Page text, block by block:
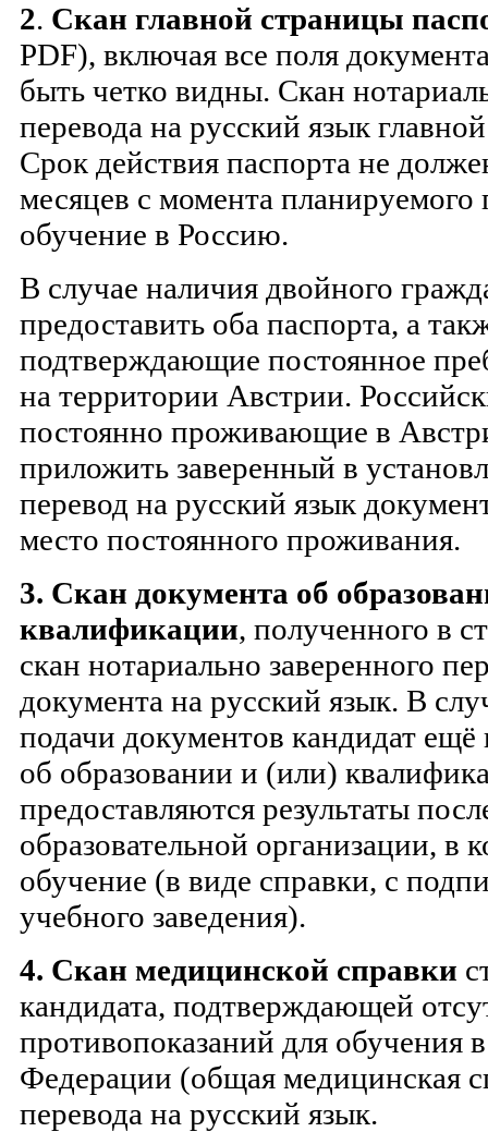
2. Скан главной страницы
PDF), включая все поля
быть четко видны. Скан
перевода на русский язык
Срок действия паспорта не
месяцев с момента
обучение в Россию.
В случае наличия двойного
предоставить оба паспорта, а
подтверждающие постоянное
на территории Австрии.
постоянно проживающие в
приложить заверенный в
перевод на русский язык
место постоянного проживания.
3. Скан документа об
квалификации, полученного в
скан нотариально заверенного
документа на русский язык. В
подачи документов кандидат ещё
об образовании и (или)
предоставляются результаты
образовательной организации, в
обучение (в виде справки, с
учебного заведения).
4. Скан медицинской справки
кандидата, подтверждающей
противопоказаний для обучения
Федерации (общая медицинская
перевода на русский язык.